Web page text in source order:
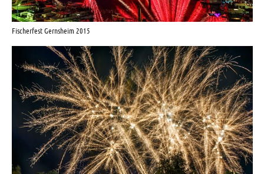
Fischerfest Gernsheim 2015